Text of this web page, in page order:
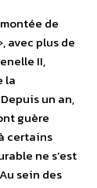
de
avec plus de
II,
la
un an,
guère
certains
ne s’est
sein des